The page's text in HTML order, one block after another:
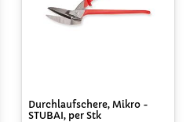
Durchlaufschere, Mikro -
STUBAI, per Stk